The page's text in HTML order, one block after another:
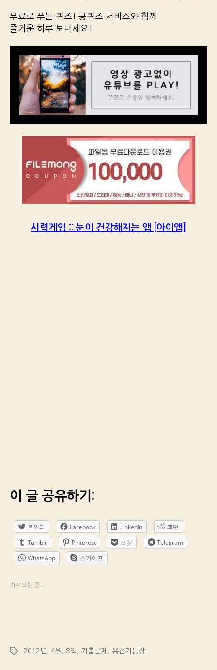
무료로 푸는 퀴즈! 공퀴즈 서비스와 함께
즐거운 하루 보내세요!
시력게임 :: 눈이 건강해지는 앱 [아이앱]
이 글 공유하기:
트위터 Facebook LinkedIn
레딧
Tumblr
Pinterest 포켓
Telegram
WhatsApp
스카이프
가져오는 중...
Tags 2012년 ,4월 8일 기출문제 용접기능장